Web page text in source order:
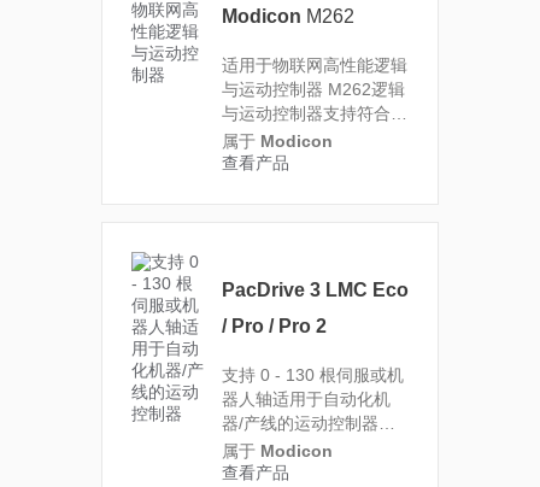
Modicon M262
适用于物联网高性能逻辑
与运动控制器 M262逻辑
与运动控制器支持符合网
络安全的物联网直连协
议，提供高性能4轴，8
属于 Modicon
查看产品
PacDrive 3 LMC Eco
/ Pro / Pro 2
支持 0 - 130 根伺服或机
器人轴适用于自动化机
器/产线的运动控制器
PacDrive 3 LMC 控制器
提供可扩展性能，能在 1
属于 Modicon
查看产品